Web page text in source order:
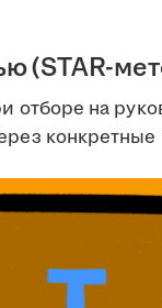
(STAR-
отборе на